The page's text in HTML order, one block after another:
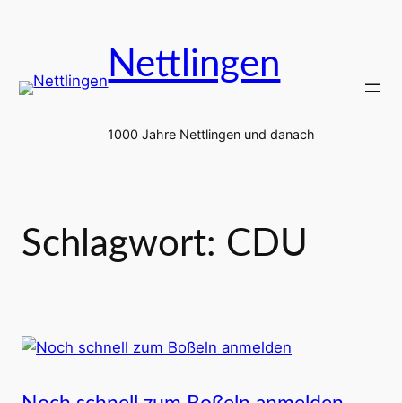
Nettlingen
1000 Jahre Nettlingen und danach
Schlagwort: CDU